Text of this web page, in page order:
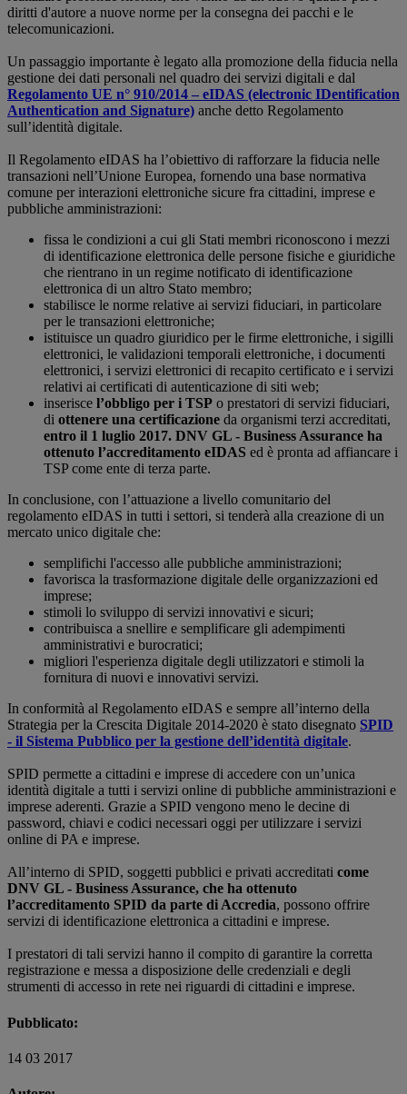
diritti d'autore a nuove norme per la consegna dei pacchi e le
telecomunicazioni.
Un passaggio importante è legato alla promozione della fiducia nella
gestione dei dati personali nel quadro dei servizi digitali e dal
Regolamento UE n° 910/2014 – eIDAS (electronic IDentification
Authentication and Signature) anche detto Regolamento
sull’identità digitale.
Il Regolamento eIDAS ha l’obiettivo di rafforzare la fiducia nelle
transazioni nell’Unione Europea, fornendo una base normativa
comune per interazioni elettroniche sicure fra cittadini, imprese e
pubbliche amministrazioni:
fissa le condizioni a cui gli Stati membri riconoscono i mezzi
di identificazione elettronica delle persone fisiche e giuridiche
che rientrano in un regime notificato di identificazione
elettronica di un altro Stato membro;
stabilisce le norme relative ai servizi fiduciari, in particolare
per le transazioni elettroniche;
istituisce un quadro giuridico per le firme elettroniche, i sigilli
elettronici, le validazioni temporali elettroniche, i documenti
elettronici, i servizi elettronici di recapito certificato e i servizi
relativi ai certificati di autenticazione di siti web;
inserisce l’obbligo per i TSP o prestatori di servizi fiduciari,
di ottenere una certificazione da organismi terzi accreditati,
entro il 1 luglio 2017. DNV GL - Business Assurance ha
ottenuto l’accreditamento eIDAS ed è pronta ad affiancare i
TSP come ente di terza parte.
In conclusione, con l’attuazione a livello comunitario del
regolamento eIDAS in tutti i settori, si tenderà alla creazione di un
mercato unico digitale che:
semplifichi l'accesso alle pubbliche amministrazioni;
favorisca la trasformazione digitale delle organizzazioni ed
imprese;
stimoli lo sviluppo di servizi innovativi e sicuri;
contribuisca a snellire e semplificare gli adempimenti
amministrativi e burocratici;
migliori l'esperienza digitale degli utilizzatori e stimoli la
fornitura di nuovi e innovativi servizi.
In conformità al Regolamento eIDAS e sempre all’interno della
Strategia per la Crescita Digitale 2014-2020 è stato disegnato SPID
- il Sistema Pubblico per la gestione dell’identità digitale.
SPID permette a cittadini e imprese di accedere con un’unica
identità digitale a tutti i servizi online di pubbliche amministrazioni e
imprese aderenti. Grazie a SPID vengono meno le decine di
password, chiavi e codici necessari oggi per utilizzare i servizi
online di PA e imprese.
All’interno di SPID, soggetti pubblici e privati accreditati come
DNV GL - Business Assurance, che ha ottenuto
l’accreditamento SPID da parte di Accredia, possono offrire
servizi di identificazione elettronica a cittadini e imprese.
I prestatori di tali servizi hanno il compito di garantire la corretta
registrazione e messa a disposizione delle credenziali e degli
strumenti di accesso in rete nei riguardi di cittadini e imprese.
Pubblicato:
14 03 2017